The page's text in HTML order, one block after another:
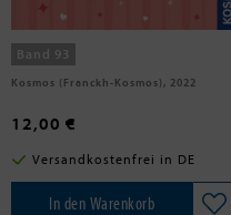
Band 93
Kosmos (Franckh-Kosmos), 2022
12,00 €
Versandkostenfrei in DE
In den Warenkorb